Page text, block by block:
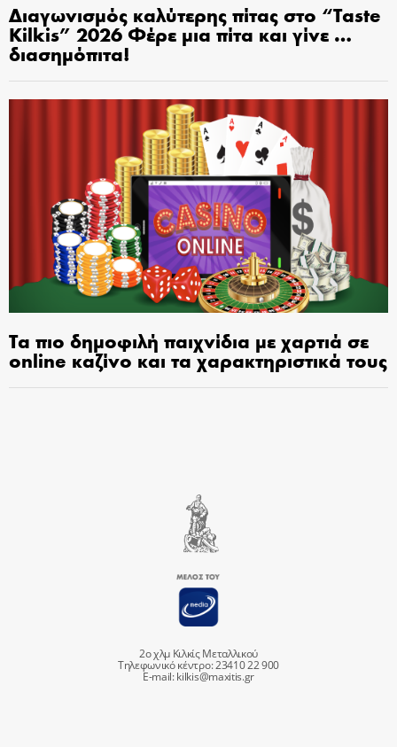
Διαγωνισμός καλύτερης πίτας στο “Taste
Kilkis” 2026 Φέρε μια πίτα και γίνε …
διασημόπιτα!
Τα πιο δημοφιλή παιχνίδια με χαρτιά σε
online καζίνο και τα χαρακτηριστικά τους
2ο χλμ Κιλκίς Μεταλλικού
Τηλεφωνικό κέντρο: 23410 22 900
E-mail:kilkis@maxitis.gr